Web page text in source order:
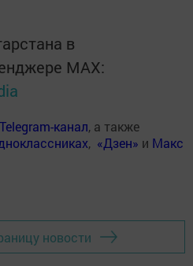
в
MАХ:
Telegram-канал, а также
, «Дзен» и Макс
новости